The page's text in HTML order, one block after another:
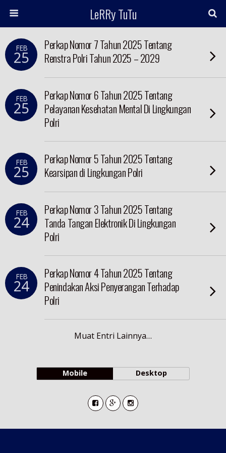
LeRRy TuTu
FEB
25
Perkap Nomor 7 Tahun 2025 Tentang
Renstra Polri Tahun 2025 – 2029
FEB
25
Perkap Nomor 6 Tahun 2025 Tentang
Pelayanan Kesehatan Mental Di Lingkungan
Polri
FEB
25
Perkap Nomor 5 Tahun 2025 Tentang
Kearsipan di Lingkungan Polri
FEB
24
Perkap Nomor 3 Tahun 2025 Tentang
Tanda Tangan Elektronik Di Lingkungan
Polri
FEB
24
Perkap Nomor 4 Tahun 2025 Tentang
Penindakan Aksi Penyerangan Terhadap
Polri
Muat Entri Lainnya…
Mobile Desktop